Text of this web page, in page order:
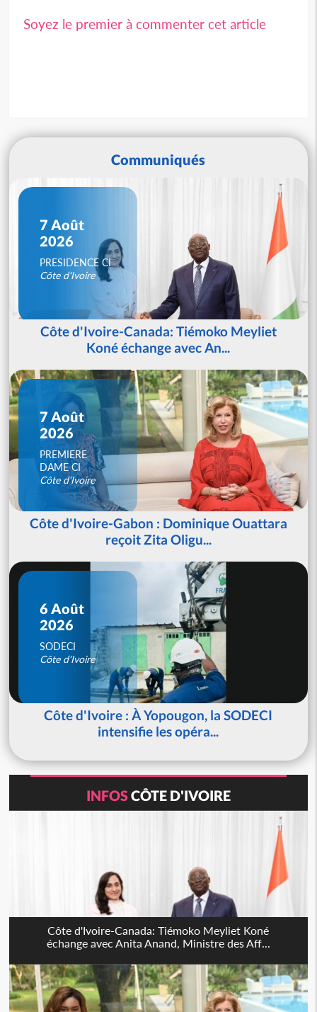
Soyez le premier à commenter cet article
Communiqués
7 Août
2026
PRESIDENCE CI
Côte d'Ivoire
Côte d'Ivoire-Canada: Tiémoko Meyliet
Koné échange avec An...
7 Août
2026
PREMIERE
DAME CI
Côte d'Ivoire
Côte d'Ivoire-Gabon : Dominique Ouattara
reçoit Zita Oligu...
6 Août
2026
SODECI
Côte d'Ivoire
Côte d'Ivoire : À Yopougon, la SODECI
intensifie les opéra...
INFOSCÔTE D'IVOIRE
Côte d'Ivoire-Canada: Tiémoko Meyliet Koné
échange avec Anita Anand, Ministre des Aff...